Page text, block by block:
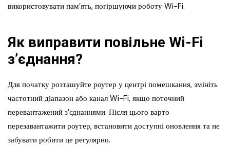
використовувати пам’ять, погіршуючи роботу Wi-Fi.
Як виправити повільне Wi-Fi
з’єднання?
Для початку розташуйте роутер у центрі помешкання, змініть
частотний діапазон або канал Wi-Fi, якщо поточний
перевантажений з’єднаннями. Після цього варто
перезавантажити роутер, встановити доступні оновлення та не
забувати робити це регулярно.